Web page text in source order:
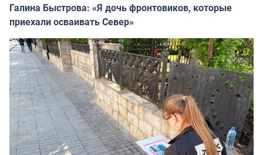
Галина Быстрова: «Я дочь фронтовиков, которые
приехали осваивать Север»